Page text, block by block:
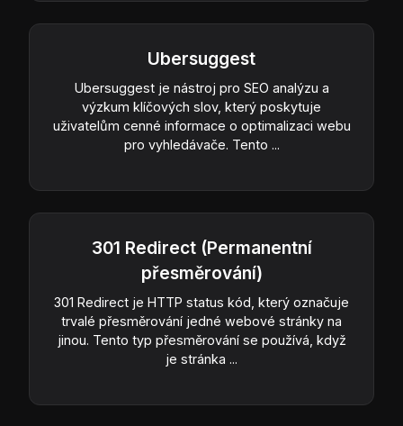
Ubersuggest
Ubersuggest je nástroj pro SEO analýzu a
výzkum klíčových slov, který poskytuje
uživatelům cenné informace o optimalizaci webu
pro vyhledávače. Tento ...
301 Redirect (Permanentní
přesměrování)
301 Redirect je HTTP status kód, který označuje
trvalé přesměrování jedné webové stránky na
jinou. Tento typ přesměrování se používá, když
je stránka ...